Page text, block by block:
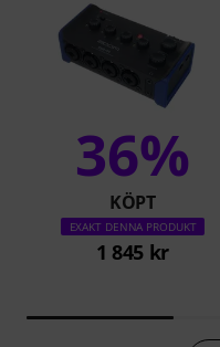
36%
KÖPT
EXAKT DENNA PRODUKT
1 845 kr